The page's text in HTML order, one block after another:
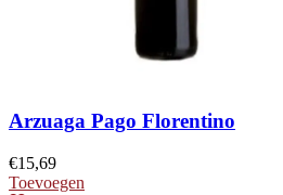
Arzuaga Pago Florentino
€15,69
Toevoegen